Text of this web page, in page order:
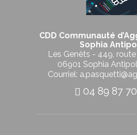
CDD Communauté
Sophia
Les Genêts - 449,
06901 Sophia
Courriel:
04 89 87